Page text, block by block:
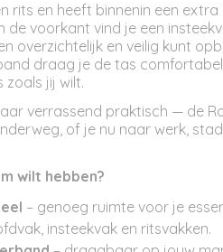
rits en heeft binnenin een
de voorkant vind je een
overzichtelijk en veilig kunt
draag je de tas
zoals jij wilt.
verrassend praktisch — de
of je nu naar werk,
wilt hebben?
– genoeg ruimte voor je
insteekvak en ritsvakken.